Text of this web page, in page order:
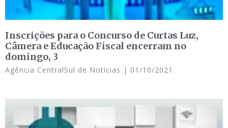
Inscrições para o Concurso de Curtas Luz,
Câmera e Educação Fiscal encerram no
domingo, 3
Agência CentralSul de Notícias 01/10/2021